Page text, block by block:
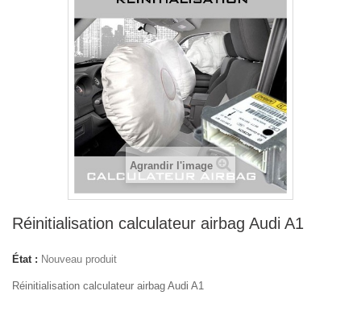
Agrandir l'image
Réinitialisation calculateur airbag Audi A1
État : Nouveau produit
Réinitialisation calculateur airbag Audi A1